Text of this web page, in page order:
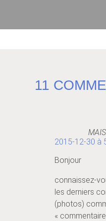
11
2015-12-30 à
Bonjour
connaissez-
les derniers
(photos)
«